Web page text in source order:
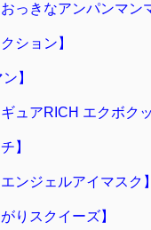
っきなアンパンマン
ション】
】
ュアRICH エクボクッ
】
ンジェルアイマスク】
りスクイーズ】